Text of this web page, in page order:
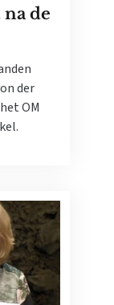
de
der
OM